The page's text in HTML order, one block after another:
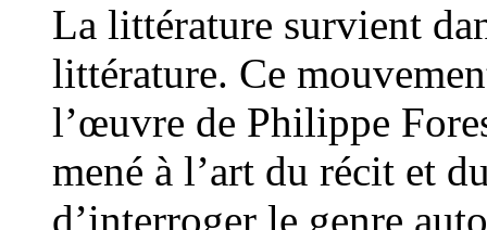
La littérature survient
littérature. Ce
l’œuvre de Philippe
mené à l’art du récit et
d’interroger le genre